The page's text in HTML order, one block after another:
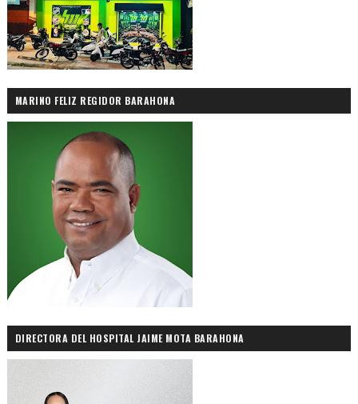
MARINO FELIZ REGIDOR BARAHONA
DIRECTORA DEL HOSPITAL JAIME MOTA BARAHONA